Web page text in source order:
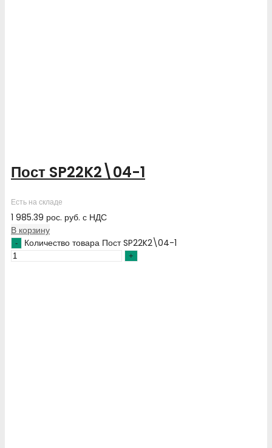
Пост SP22K2\04-1
Есть на складе
1 985.39 рос. руб. с НДС
В корзину
Количество товара Пост SP22K2\04-1